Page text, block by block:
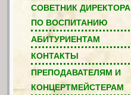
СОВЕТНИК ДИРЕКТОРА
ПО ВОСПИТАНИЮ
АБИТУРИЕНТАМ
КОНТАКТЫ
ПРЕПОДАВАТЕЛЯМ И
КОНЦЕРТМЕЙСТЕРАМ